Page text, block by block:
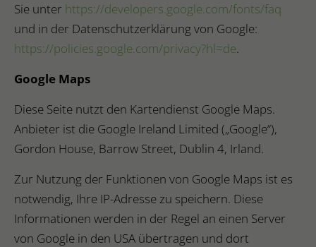
Sie unter https://developers.google.com/fonts/faq
und in der Datenschutzerklärung von Google:
https://policies.google.com/privacy?hl=de.
Google Maps
Diese Seite nutzt den Kartendienst Google Maps.
Anbieter ist die Google Ireland Limited („Google“),
Gordon House, Barrow Street, Dublin 4, Irland.
Zur Nutzung der Funktionen von Google Maps ist es
notwendig, Ihre IP-Adresse zu speichern. Diese
Informationen werden in der Regel an einen Server
von Google in den USA übertragen und dort